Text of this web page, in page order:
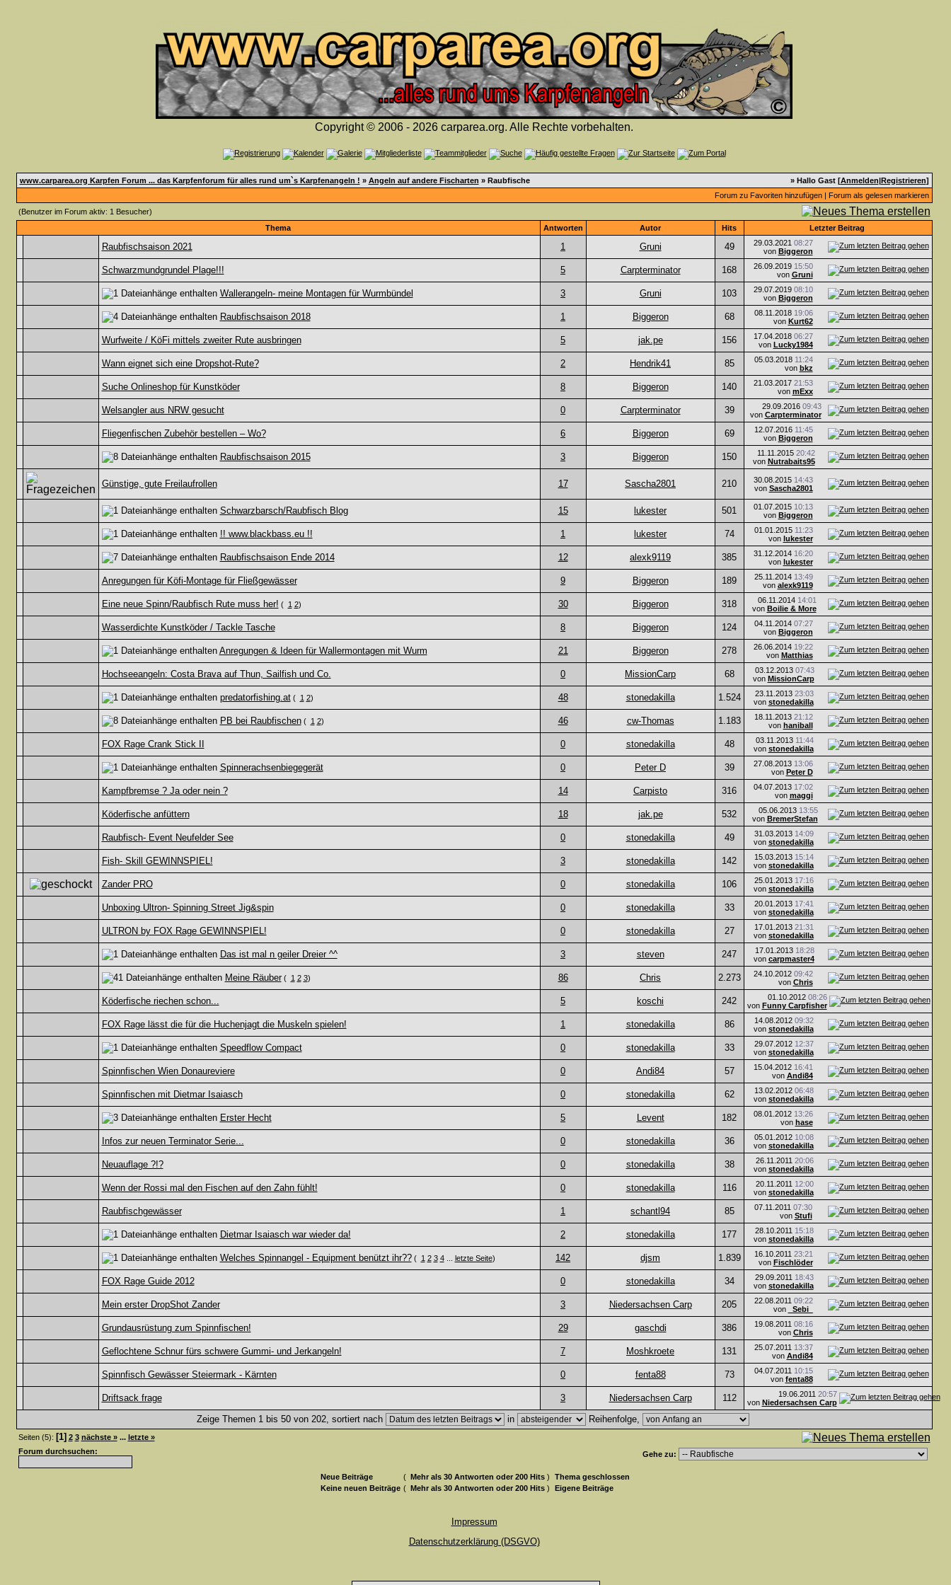
Copyright © 2006 - 2026 carparea.org. Alle Rechte vorbehalten.
www.carparea.org Karpfen Forum ... das Karpfenforum für alles rund um`s Karpfenangeln ! » Angeln auf andere Fischarten » Raubfische » Hallo Gast [Anmelden|Registrieren]
Forum zu Favoriten hinzufügen| Forum als gelesen markieren
(Benutzer im Forum aktiv: 1 Besucher)
Thema
Antworten Autor Hits Letzter Beitrag
Raubfischsaison 2021 1 Gruni 49 29.03.2021 08:27
von Biggeron
Schwarzmundgrundel Plage!!! 5 Carpterminator 168 26.09.2019 15:50
von Gruni
Wallerangeln- meine Montagen für Wurmbündel 3 Gruni 103 29.07.2019 08:10
von Biggeron
Raubfischsaison 2018 1 Biggeron 68 08.11.2018 19:06
von Kurt62
Wurfweite / KöFi mittels zweiter Rute ausbringen 5 jak.pe 156 17.04.2018 06:27
von Lucky1984
Wann eignet sich eine Dropshot-Rute? 2 Hendrik41 85 05.03.2018 11:24
von bkz
Suche Onlineshop für Kunstköder 8 Biggeron 140 21.03.2017 21:53
von mExx
Welsangler aus NRW gesucht 0 Carpterminator 39 29.09.2016 09:43
von Carpterminator
Fliegenfischen Zubehör bestellen – Wo? 6 Biggeron 69 12.07.2016 11:45
von Biggeron
Raubfischsaison 2015 3 Biggeron 150 11.11.2015 20:42
von Nutrabaits95
Günstige, gute Freilaufrollen 17 Sascha2801 210 30.08.2015 14:43
von Sascha2801
Schwarzbarsch/Raubfisch Blog 15 lukester 501 01.07.2015 10:13
von Biggeron
!! www.blackbass.eu !! 1 lukester 74 01.01.2015 11:23
von lukester
Raubfischsaison Ende 2014 12 alexk9119 385 31.12.2014 16:20
von lukester
Anregungen für Köfi-Montage für Fließgewässer 9 Biggeron 189 25.11.2014 13:49
von alexk9119
Eine neue Spinn/Raubfisch Rute muss her! ( 1 2) 30 Biggeron 318 06.11.2014 14:01
von Boilie & More
Wasserdichte Kunstköder / Tackle Tasche 8 Biggeron 124 04.11.2014 07:27
von Biggeron
Anregungen & Ideen für Wallermontagen mit Wurm 21 Biggeron 278 26.06.2014 19:22
von Matthias
Hochseeangeln: Costa Brava auf Thun, Sailfish und Co. 0 MissionCarp 68 03.12.2013 07:43
von MissionCarp
predatorfishing.at( 1 2) 48 stonedakilla 1.524 23.11.2013 23:03
von stonedakilla
PB bei Raubfischen( 1 2) 46 cw-Thomas 1.183 18.11.2013 21:12
von haniball
FOX Rage Crank Stick II 0 stonedakilla 48 03.11.2013 11:44
von stonedakilla
Spinnerachsenbiegegerät 0 Peter D 39 27.08.2013 13:06
von Peter D
Kampfbremse ? Ja oder nein ? 14 Carpisto 316 04.07.2013 17:02
von maggi
Köderfische anfüttern 18 jak.pe 532 05.06.2013 13:55
von BremerStefan
Raubfisch- Event Neufelder See 0 stonedakilla 49 31.03.2013 14:09
von stonedakilla
Fish- Skill GEWINNSPIEL! 3 stonedakilla 142 15.03.2013 15:14
von stonedakilla
Zander PRO 0 stonedakilla 106 25.01.2013 17:16
von stonedakilla
Unboxing Ultron- Spinning Street Jig&spin 0 stonedakilla 33 20.01.2013 17:41
von stonedakilla
ULTRON by FOX Rage GEWINNSPIEL! 0 stonedakilla 27 17.01.2013 21:31
von stonedakilla
Das ist mal n geiler Dreier ^^ 3 steven 247 17.01.2013 18:28
von carpmaster4
Meine Räuber( 1 2 3) 86 Chris 2.273 24.10.2012 09:42
von Chris
Köderfische riechen schon... 5 koschi 242 01.10.2012 08:26
von Funny Carpfisher
FOX Rage lässt die für die Huchenjagt die Muskeln spielen! 1 stonedakilla 86 14.08.2012 09:32
von stonedakilla
Speedflow Compact 0 stonedakilla 33 29.07.2012 12:37
von stonedakilla
Spinnfischen Wien Donaureviere 0 Andi84 57 15.04.2012 16:41
von Andi84
Spinnfischen mit Dietmar Isaiasch 0 stonedakilla 62 13.02.2012 06:48
von stonedakilla
Erster Hecht 5 Levent 182 08.01.2012 13:26
von hase
Infos zur neuen Terminator Serie... 0 stonedakilla 36 05.01.2012 10:08
von stonedakilla
Neuauflage ?!? 0 stonedakilla 38 26.11.2011 20:06
von stonedakilla
Wenn der Rossi mal den Fischen auf den Zahn fühlt! 0 stonedakilla 116 20.11.2011 12:00
von stonedakilla
Raubfischgewässer 1 schantl94 85 07.11.2011 07:30
von Stufi
Dietmar Isaiasch war wieder da! 2 stonedakilla 177 28.10.2011 15:18
von stonedakilla
Welches Spinnangel - Equipment benützt ihr??( 1 2 3 4... letzte Seite) 142 djsm 1.839 16.10.2011 23:21
von Fischlöder
FOX Rage Guide 2012 0 stonedakilla 34 29.09.2011 18:43
von stonedakilla
Mein erster DropShot Zander 3 Niedersachsen Carp 205 22.08.2011 09:22
von
_Sebi_
Grundausrüstung zum Spinnfischen! 29 gaschdi 386 19.08.2011 08:16
von Chris
Geflochtene Schnur fürs schwere Gummi- und Jerkangeln! 7 Moshkroete 131 25.07.2011 13:37
von Andi84
Spinnfisch Gewässer Steiermark - Kärnten 0 fenta88 73 04.07.2011 10:15
von fenta88
Driftsack frage 3 Niedersachsen Carp 112 19.06.2011 20:57
von Niedersachsen Carp
Zeige Themen 1 bis 50 von 202, sortiert nach in Reihenfolge,
Seiten (5): [1] 2 3 nächste » ... letzte »
Forum durchsuchen:
Gehe zu:
Neue Beiträge ( Mehr als 30 Antworten oder 200 Hits )
Thema geschlossen
Keine neuen Beiträge ( Mehr als 30 Antworten oder 200 Hits ) Eigene Beiträge
Impressum
Datenschutzerklärung (DSGVO)